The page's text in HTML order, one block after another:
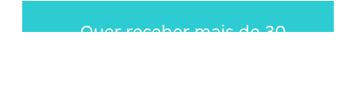
Quer receber mais de 30